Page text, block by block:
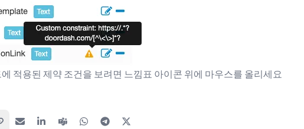
적용된 제약 조건을 보려면 느낌표 아이콘 위에 마우스를 올리세요
링크 복사
이메일 LinkedInTeams WhatsAppTelegram